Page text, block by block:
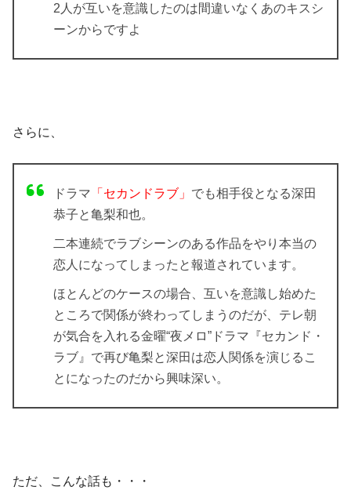
2人が互いを意識したのは間違いなくあのキスシ
ーンからですよ
さらに、
ドラマ 「セカンドラブ」 でも相手役となる深田
恭子と亀梨和也。
二本連続でラブシーンのある作品をやり本当の
恋人になってしまったと報道されています。
ほとんどのケースの場合、互いを意識し始めた
ところで関係が終わってしまうのだが、テレ朝
が気合を入れる金曜“夜メロ”ドラマ『セカンド・
ラブ』で再び亀梨と深田は恋人関係を演じるこ
とになったのだから興味深い。
ただ、こんな話も・・・